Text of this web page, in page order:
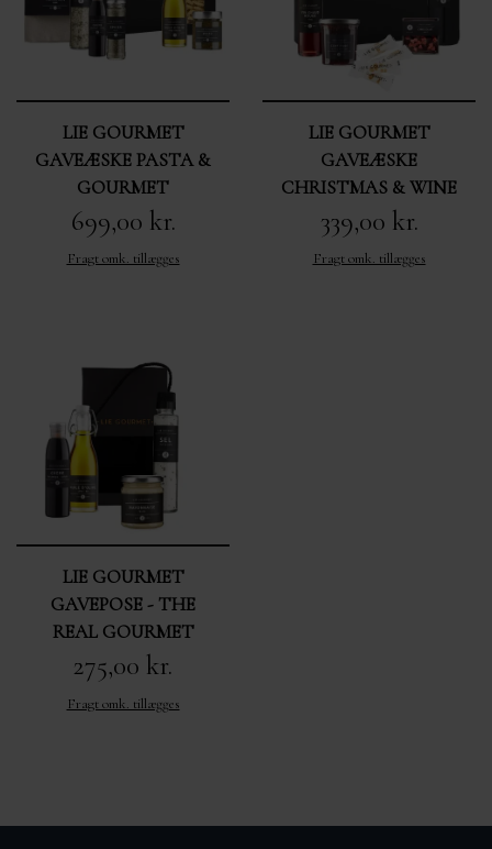
LIE GOURMET
GAVEÆSKE PASTA &
GOURMET
699,00 kr.
Fragt omk. tillægges
LIE GOURMET
GAVEÆSKE
CHRISTMAS & WINE
339,00 kr.
Fragt omk. tillægges
LIE GOURMET
GAVEPOSE - THE
REAL GOURMET
275,00 kr.
Fragt omk. tillægges